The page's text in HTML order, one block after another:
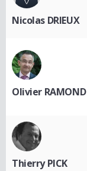
Nicolas DRIEUX
Olivier RAMOND
Thierry PICK